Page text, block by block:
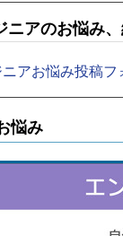
ニアのお悩み
アお悩み投稿フ
悩み